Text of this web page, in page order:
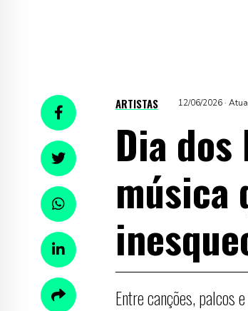
ARTISTAS 12/06/2026 ·
Dia dos
música
Entre canções, palcos